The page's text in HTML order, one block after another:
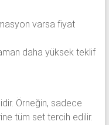
varsa fiyat
daha yüksek teklif
Örneğin, sadece
tüm set tercih edilir.